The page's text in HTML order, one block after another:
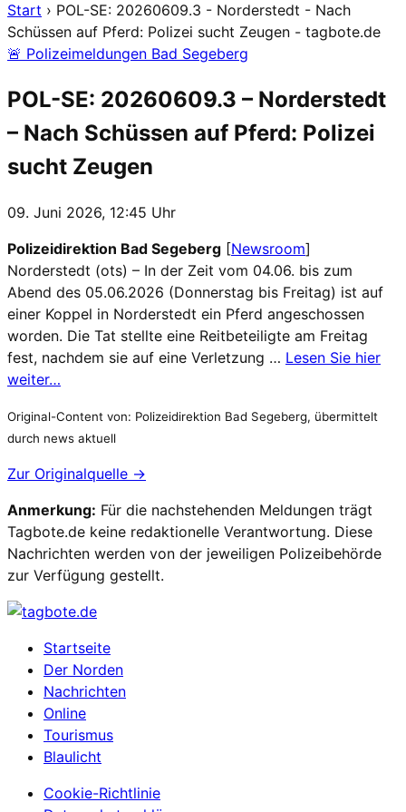
Start › POL-SE: 20260609.3 - Norderstedt - Nach
Schüssen auf Pferd: Polizei sucht Zeugen - tagbote.de
🚨 Polizeimeldungen Bad Segeberg
POL-SE: 20260609.3 – Norderstedt
– Nach Schüssen auf Pferd: Polizei
sucht Zeugen
09. Juni 2026, 12:45 Uhr
Polizeidirektion Bad Segeberg [Newsroom]
Norderstedt (ots) – In der Zeit vom 04.06. bis zum
Abend des 05.06.2026 (Donnerstag bis Freitag) ist auf
einer Koppel in Norderstedt ein Pferd angeschossen
worden. Die Tat stellte eine Reitbeteiligte am Freitag
fest, nachdem sie auf eine Verletzung … Lesen Sie hier
weiter…
Original-Content von: Polizeidirektion Bad Segeberg, übermittelt
durch news aktuell
Zur Originalquelle →
Anmerkung: Für die nachstehenden Meldungen trägt
Tagbote.de keine redaktionelle Verantwortung. Diese
Nachrichten werden von der jeweiligen Polizeibehörde
zur Verfügung gestellt.
Startseite
Der Norden
Nachrichten
Online
Tourismus
Blaulicht
Cookie-Richtlinie